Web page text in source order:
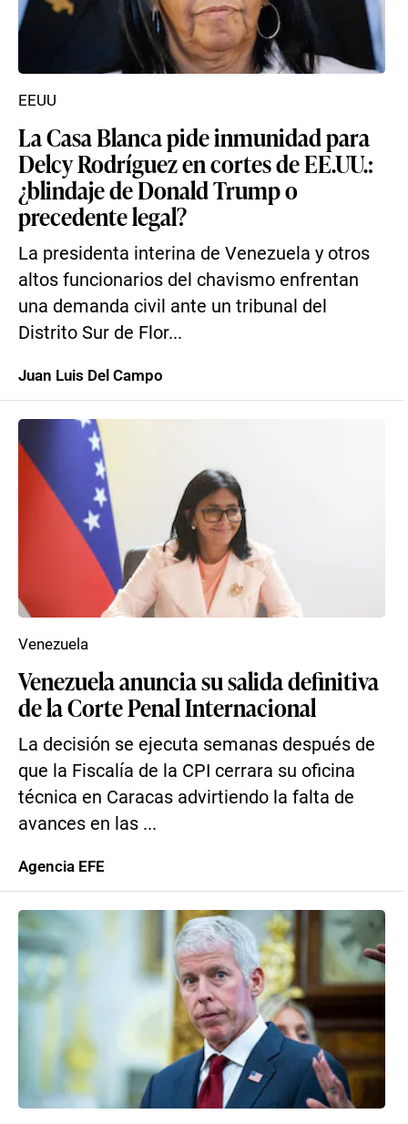
La Casa Blanca pide inmunidad para
Delcy Rodríguez en cortes de EE.UU.:
¿blindaje de Donald Trump o
precedente legal?
La presidenta interina de Venezuela y otros
altos funcionarios del chavismo enfrentan
una demanda civil ante un tribunal del
Distrito Sur de Flor...
EEUU
Juan Luis Del Campo
Venezuela anuncia su salida definitiva
de la Corte Penal Internacional
La decisión se ejecuta semanas después de
que la Fiscalía de la CPI cerrara su oficina
técnica en Caracas advirtiendo la falta de
avances en las ...
Venezuela
Agencia EFE